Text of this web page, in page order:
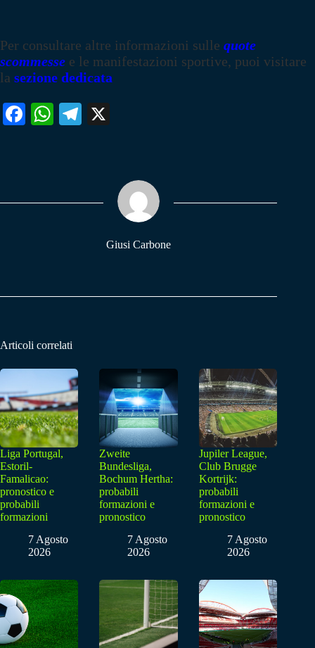
Per consultare altre informazioni sulle quote
scommesse e le manifestazioni sportive, puoi visitare
la sezione dedicata
Fa W
pp
Te
m
Giusi Carbone
Articoli correlati
Liga Portugal,
Estoril-
Famalicao:
pronostico e
probabili
formazioni
7 Agosto
2026
Zweite
Bundesliga,
Bochum Hertha:
probabili
formazioni e
pronostico
7 Agosto
2026
Jupiler League,
Club Brugge
Kortrijk:
probabili
formazioni e
pronostico
7 Agosto
2026